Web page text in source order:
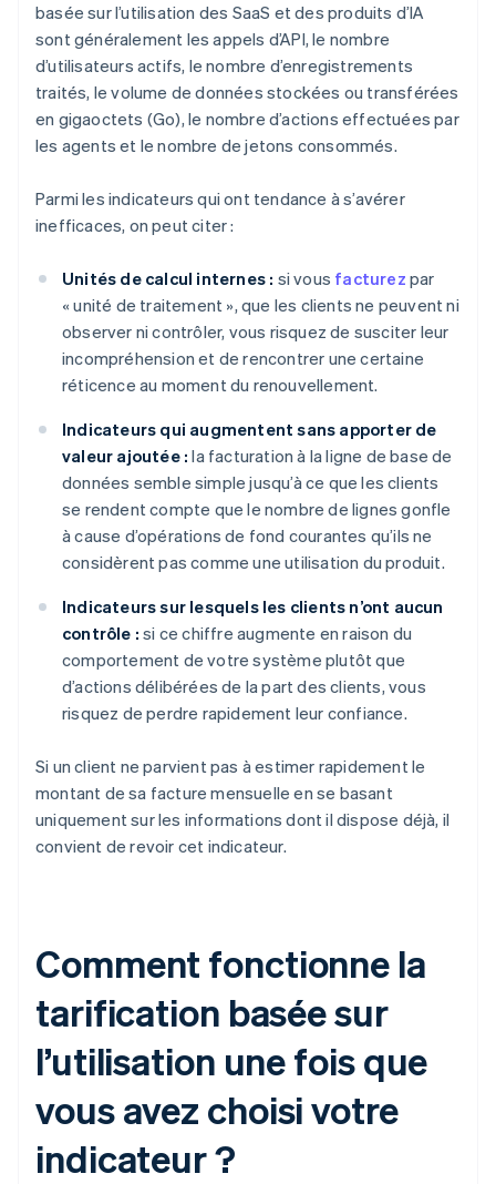
basée sur l’utilisation des SaaS et des produits d’IA
sont généralement les appels d’API, le nombre
d’utilisateurs actifs, le nombre d’enregistrements
traités, le volume de données stockées ou transférées
en gigaoctets (Go), le nombre d’actions effectuées par
les agents et le nombre de jetons consommés.
Parmi les indicateurs qui ont tendance à s’avérer
inefficaces, on peut citer :
Unités de calcul internes : si vous facturez par
« unité de traitement », que les clients ne peuvent ni
observer ni contrôler, vous risquez de susciter leur
incompréhension et de rencontrer une certaine
réticence au moment du renouvellement.
Indicateurs qui augmentent sans apporter de
valeur ajoutée : la facturation à la ligne de base de
données semble simple jusqu’à ce que les clients
se rendent compte que le nombre de lignes gonfle
à cause d’opérations de fond courantes qu’ils ne
considèrent pas comme une utilisation du produit.
Indicateurs sur lesquels les clients n’ont aucun
contrôle : si ce chiffre augmente en raison du
comportement de votre système plutôt que
d’actions délibérées de la part des clients, vous
risquez de perdre rapidement leur confiance.
Si un client ne parvient pas à estimer rapidement le
montant de sa facture mensuelle en se basant
uniquement sur les informations dont il dispose déjà, il
convient de revoir cet indicateur.
Comment fonctionne la
tarification basée sur
l’utilisation une fois que
vous avez choisi votre
indicateur ?